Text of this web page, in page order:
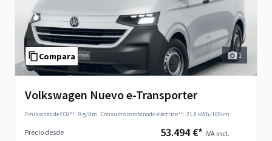
Compara 1
Volkswagen Nuevo e-Transporter
Emisiones de CO2**: 0 g/Km ·Consumo combinado eléctrico**: 21.8 kWh/100km
Precio desde 53.494 €* IVA incl.